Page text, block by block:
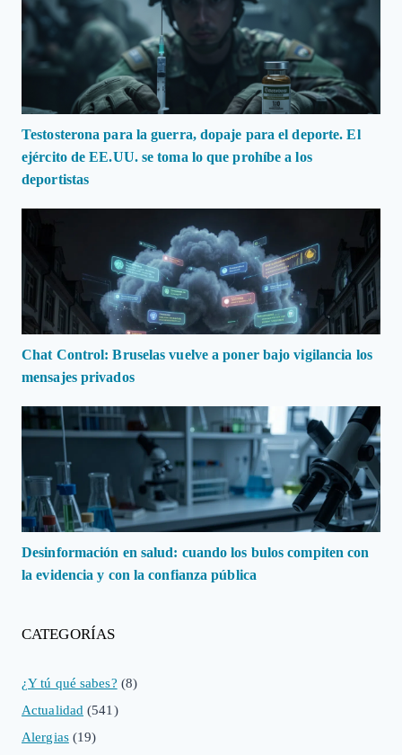
Testosterona para la guerra, dopaje para el deporte. El
ejército de EE.UU. se toma lo que prohíbe a los
deportistas
Chat Control: Bruselas vuelve a poner bajo vigilancia los
mensajes privados
Desinformación en salud: cuando los bulos compiten con
la evidencia y con la confianza pública
CATEGORÍAS
¿Y tú qué sabes? (8)
Actualidad (541)
Alergias(19)